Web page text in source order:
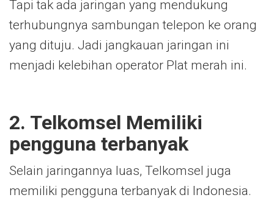
Tapi tak ada jaringan yang mendukung
terhubungnya sambungan telepon ke orang
yang dituju. Jadi jangkauan jaringan ini
menjadi kelebihan operator Plat merah ini.
2. Telkomsel Memiliki
pengguna terbanyak
Selain jaringannya luas, Telkomsel juga
memiliki pengguna terbanyak di Indonesia.